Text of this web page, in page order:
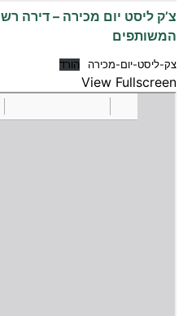
צ’ק ליסט יום מכירה – דירה
המשותפים
צק-ליסט-יום-מכירה הורד
View Fullscreen